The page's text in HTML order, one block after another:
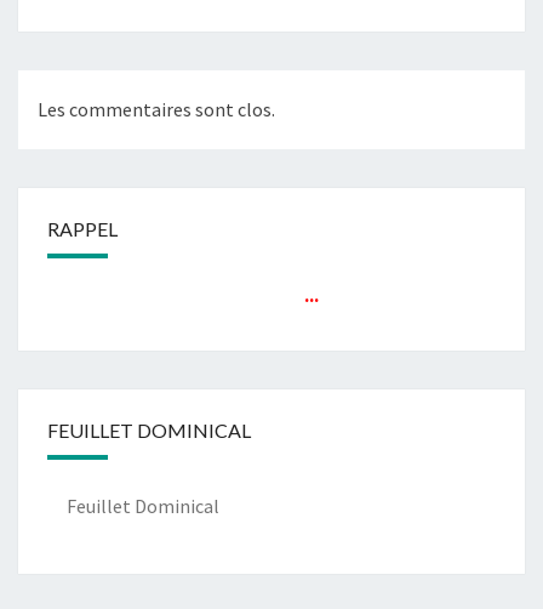
Les commentaires sont clos.
RAPPEL
FEUILLET DOMINICAL
Feuillet Dominical